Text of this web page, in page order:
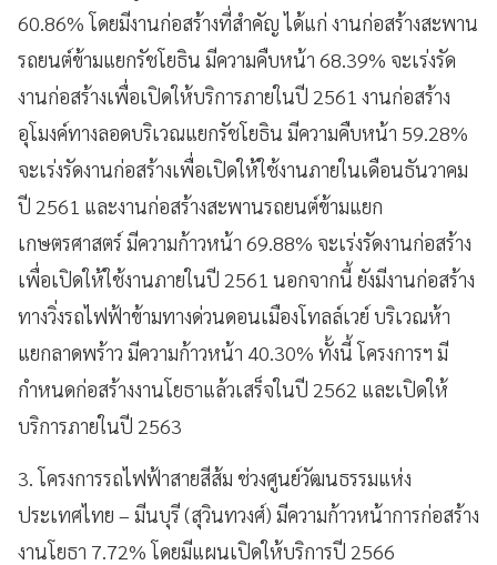
60.86% โดยมีงานก่อสร้างที่สำคัญ ได้แก่ งานก่อสร้างสะพาน
รถยนต์ข้ามแยกรัชโยธิน มีความคืบหน้า 68.39% จะเร่งรัด
งานก่อสร้างเพื่อเปิดให้บริการภายในปี 2561 งานก่อสร้าง
อุโมงค์ทางลอดบริเวณแยกรัชโยธิน มีความคืบหน้า 59.28%
จะเร่งรัดงานก่อสร้างเพื่อเปิดให้ใช้งานภายในเดือนธันวาคม
ปี 2561 และงานก่อสร้างสะพานรถยนต์ข้ามแยก
เกษตรศาสตร์ มีความก้าวหน้า 69.88% จะเร่งรัดงานก่อสร้าง
เพื่อเปิดให้ใช้งานภายในปี 2561 นอกจากนี้ ยังมีงานก่อสร้าง
ทางวิ่งรถไฟฟ้าข้ามทางด่วนดอนเมืองโทลล์เวย์ บริเวณห้า
แยกลาดพร้าว มีความก้าวหน้า 40.30% ทั้งนี้ โครงการฯ มี
กำหนดก่อสร้างงานโยธาแล้วเสร็จในปี 2562 และเปิดให้
บริการภายในปี 2563
3. โครงการรถไฟฟ้าสายสีส้ม ช่วงศูนย์วัฒนธรรมแห่ง
ประเทศไทย – มีนบุรี (สุวินทวงศ์) มีความก้าวหน้าการก่อสร้าง
งานโยธา 7.72% โดยมีแผนเปิดให้บริการปี 2566